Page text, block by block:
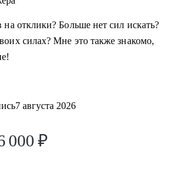
в сферах:
электронной коммерции, финтеха и
карьеру и не знает с чего начать
успех", а готов планомерно
собой
на отклики? Больше нет сил искать?
силах? Мне это также знакомо,
7 августа 2026
000 ₽